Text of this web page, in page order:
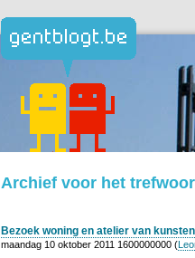
Archief voor het
Bezoek woning en atelier van
maandag 10 oktober 2011 1600000000 (